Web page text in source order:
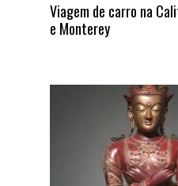
Viagem de carro na
e Monterey